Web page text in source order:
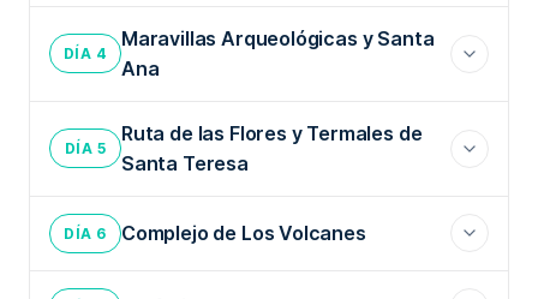
DÍA 4
Maravillas Arqueológicas y Santa
Ana
DÍA 5
Ruta de las Flores y Termales de
Santa Teresa
DÍA 6 Complejo de Los Volcanes